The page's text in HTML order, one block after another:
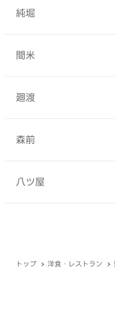
純堀
間米
廻渡
森前
八ツ屋
トップ 洋食・レストラン